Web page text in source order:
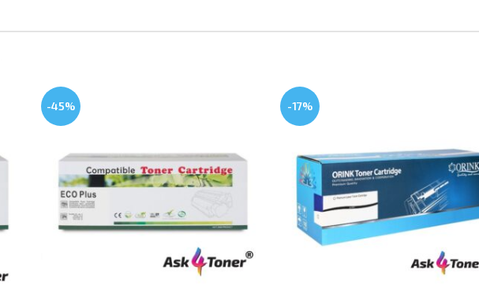
-45% -17%